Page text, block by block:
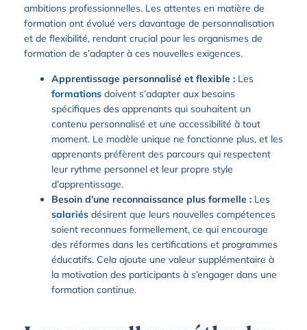
ambitions professionnelles. Les attentes en matière de
formation ont évolué vers davantage de personnalisation
et de flexibilité, rendant crucial pour les organismes de
formation de s’adapter à ces nouvelles exigences.
Apprentissage personnalisé et flexible : Les
formations doivent s’adapter aux besoins
spécifiques des apprenants qui souhaitent un
contenu personnalisé et une accessibilité à tout
moment. Le modèle unique ne fonctionne plus, et les
apprenants préfèrent des parcours qui respectent
leur rythme personnel et leur propre style
d’apprentissage.
Besoin d’une reconnaissance plus formelle : Les
salariés désirent que leurs nouvelles compétences
soient reconnues formellement, ce qui encourage
des réformes dans les certifications et programmes
éducatifs. Cela ajoute une valeur supplémentaire à
la motivation des participants à s’engager dans une
formation continue.